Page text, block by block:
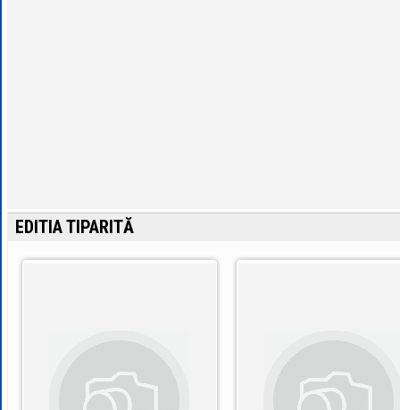
EDITIA TIPARITĂ